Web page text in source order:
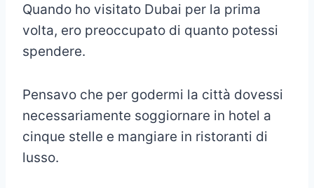
Quando ho visitato Dubai per la prima
volta, ero preoccupato di quanto potessi
spendere.
Pensavo che per godermi la città dovessi
necessariamente soggiornare in hotel a
cinque stelle e mangiare in ristoranti di
lusso.